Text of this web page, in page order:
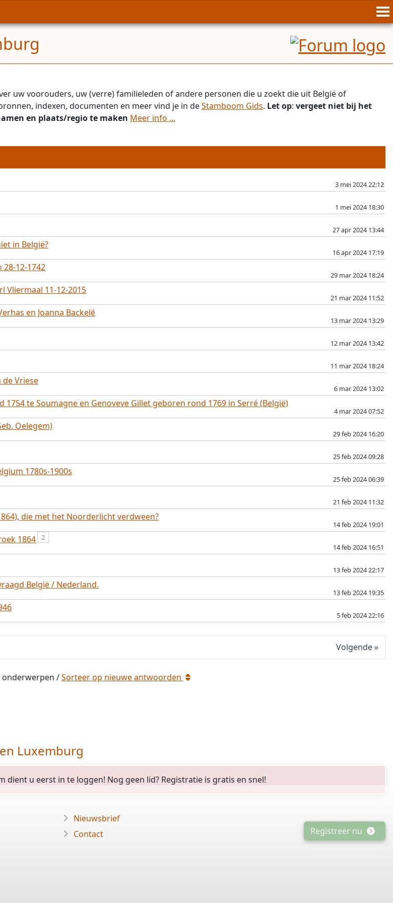
uw voorouders, uw (verre) familieleden of andere personen die u zoekt die uit België of
indexen, documenten en meer vind je in deStamboom Gids. Let op: vergeet niet bij het
en plaats/regio te maken Meer info ...
3 mei 2024 22:12
1 mei 2024 18:30
27 apr 2024 13:44
in België?
16 apr 2024 17:19
12-1742
29 mar 2024 18:24
Vliermaal 11-12-2015
21 mar 2024 11:52
en Joanna Backelé
13 mar 2024 13:29
12 mar 2024 13:42
11 mar 2024 18:24
Vriese
6 mar 2024 13:02
te Soumagne en Genoveve Gillet geboren rond 1769 in Serré (België)
4 mar 2024 07:52
Oelegem)
29 feb 2024 16:20
25 feb 2024 09:28
1780s-1900s
25 feb 2024 06:39
21 feb 2024 11:32
die met het Noorderlicht verdween?
14 feb 2024 19:01
1864
2
14 feb 2024 16:51
13 feb 2024 22:17
België / Nederland.
13 feb 2024 19:35
5 feb 2024 22:16
Volgende
onderwerpen /Sorteer op nieuweantwoorden
Luxemburg
u eerst in te loggen! Nog geen lid? Registratie is gratis en snel!
Registreer nu
Nieuwsbrief
Contact